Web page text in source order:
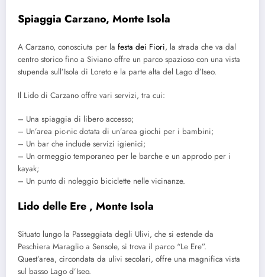
Spiaggia Carzano, Monte Isola
A Carzano, conosciuta per la festa dei Fiori, la strada che va dal
centro storico fino a Siviano offre un parco spazioso con una vista
stupenda sull’Isola di Loreto e la parte alta del Lago d’Iseo.
Il Lido di Carzano offre vari servizi, tra cui:
– Una spiaggia di libero accesso;
– Un’area pic-nic dotata di un’area giochi per i bambini;
– Un bar che include servizi igienici;
– Un ormeggio temporaneo per le barche e un approdo per i
kayak;
– Un punto di noleggio biciclette nelle vicinanze.
Lido delle Ere , Monte Isola
Situato lungo la Passeggiata degli Ulivi, che si estende da
Peschiera Maraglio a Sensole, si trova il parco “Le Ere”.
Quest’area, circondata da ulivi secolari, offre una magnifica vista
sul basso Lago d’Iseo.